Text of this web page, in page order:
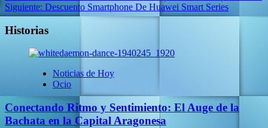
Siguiente: Descuento Smartphone De Huawei Smart Series
Historias
Noticias de Hoy
Ocio
Conectando Ritmo y Sentimiento: El Auge de la
Bachata en la Capital Aragonesa